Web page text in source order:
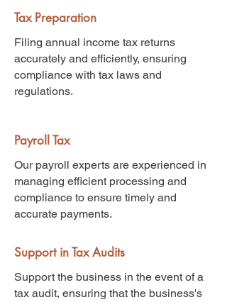
Tax Preparation
Filing annual income tax returns
accurately and efficiently, ensuring
compliance with tax laws and
regulations.
Payroll Tax
Our payroll experts are experienced in
managing efficient processing and
compliance to ensure timely and
accurate payments.
Support in Tax Audits
Support the business in the event of a
tax audit, ensuring that the business's